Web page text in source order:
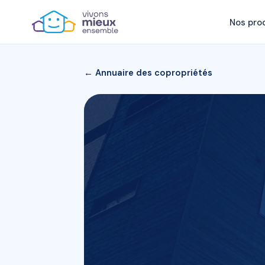
Nos
← Annuaire des copropriétés